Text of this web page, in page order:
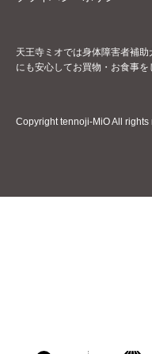
天王寺ミオでは身体障害者補
にも安心してお買物・お食事を
Copyright tennoji-MiO All rights